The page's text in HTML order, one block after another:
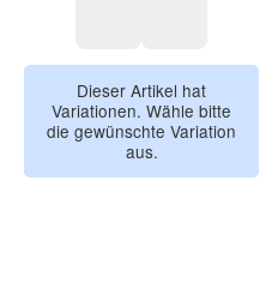
Dieser Artikel hat
Variationen. Wähle bitte
die gewünschte Variation
aus.